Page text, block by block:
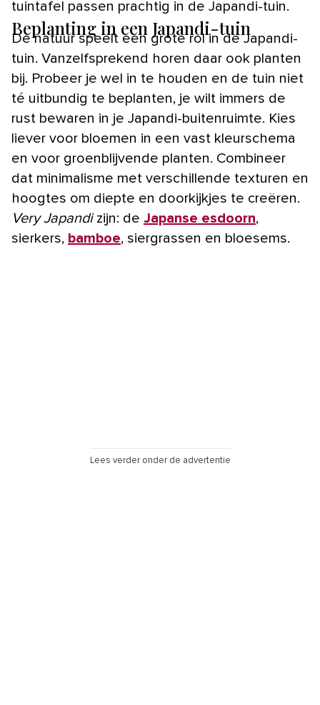
tuintafel passen prachtig in de Japandi-tuin.
Beplanting in een Japandi-tuin
De natuur speelt een grote rol in de Japandi-
tuin. Vanzelfsprekend horen daar ook planten
bij. Probeer je wel in te houden en de tuin niet
té uitbundig te beplanten, je wilt immers de
rust bewaren in je Japandi-buitenruimte. Kies
liever voor bloemen in een vast kleurschema
en voor groenblijvende planten. Combineer
dat minimalisme met verschillende texturen en
hoogtes om diepte en doorkijkjes te creëren.
Very Japandi zijn: de Japanse esdoorn,
sierkers, bamboe, siergrassen en bloesems.
Lees verder onder de advertentie